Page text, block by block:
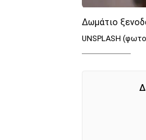
Δωμάτιο
UNSPLASH